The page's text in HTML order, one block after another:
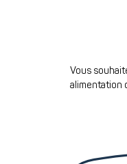
Vous
alimentation